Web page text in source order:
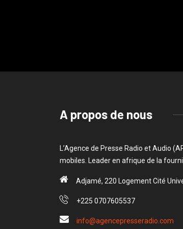
A propos de nous
L’Agence de Presse Radio et Audio
mobiles. Leader en afrique de la
Adjamé, 220 Logement Cité
+225 0707605537
info@agencepresseradio.com